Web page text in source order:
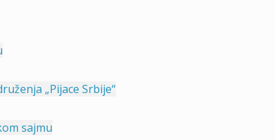
„Pijace Srbije“
sajmu